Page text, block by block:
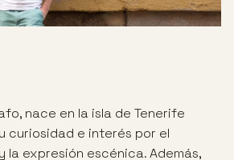
nace en la isla de Tenerife
curiosidad e interés por el
la expresión escénica. Además,